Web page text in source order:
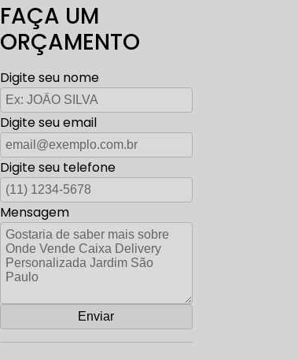
FAÇA UM
ORÇAMENTO
Digite seu nome
Digite seu email
Digite seu telefone
Mensagem